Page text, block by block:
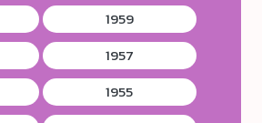
1959
1957
1955